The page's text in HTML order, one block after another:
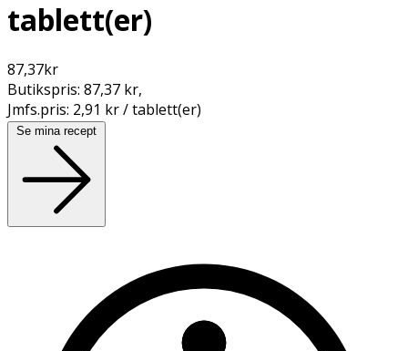
tablett(er)
87,37kr
Butikspris: 87,37 kr,
Jmfs.pris: 2,91 kr / tablett(er)
Se mina recept